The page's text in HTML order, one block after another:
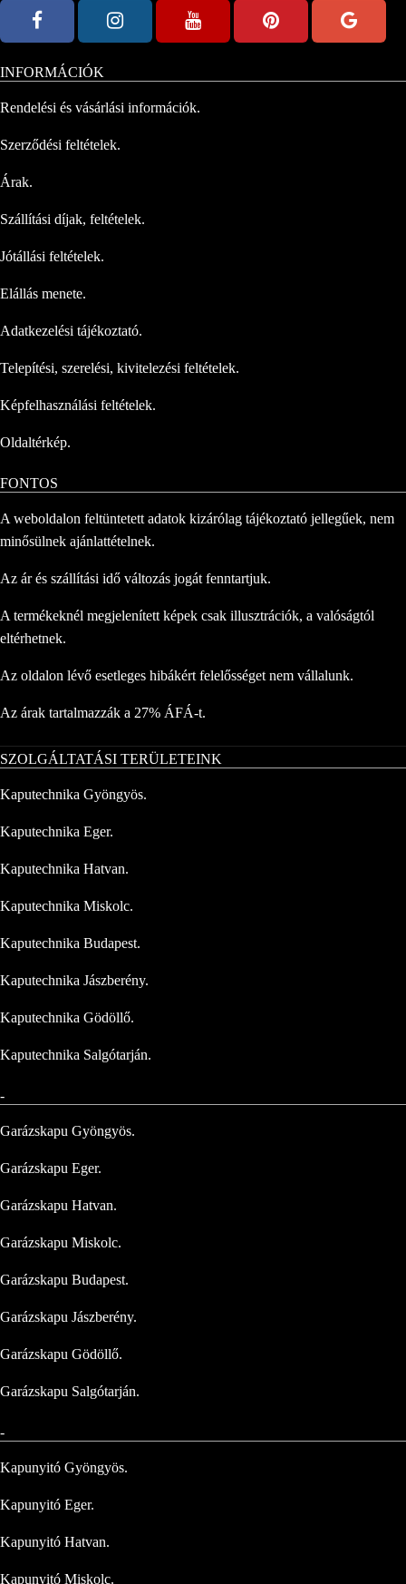
INFORMÁCIÓK
Rendelési és vásárlási információk.
Szerződési feltételek.
Árak.
Szállítási díjak, feltételek.
Jótállási feltételek.
Elállás menete.
Adatkezelési tájékoztató.
Telepítési, szerelési, kivitelezési feltételek.
Képfelhasználási feltételek.
Oldaltérkép.
FONTOS
A weboldalon feltüntetett adatok kizárólag tájékoztató jellegűek, nem
minősülnek ajánlattételnek.
Az ár és szállítási idő változás jogát fenntartjuk.
A termékeknél megjelenített képek csak illusztrációk, a valóságtól
eltérhetnek.
Az oldalon lévő esetleges hibákért felelősséget nem vállalunk.
Az árak tartalmazzák a 27% ÁFÁ-t.
SZOLGÁLTATÁSI TERÜLETEINK
Kaputechnika Gyöngyös.
Kaputechnika Eger.
Kaputechnika Hatvan.
Kaputechnika Miskolc.
Kaputechnika Budapest.
Kaputechnika Jászberény.
Kaputechnika Gödöllő.
Kaputechnika Salgótarján.
-
Garázskapu Gyöngyös.
Garázskapu Eger.
Garázskapu Hatvan.
Garázskapu Miskolc.
Garázskapu Budapest.
Garázskapu Jászberény.
Garázskapu Gödöllő.
Garázskapu Salgótarján.
-
Kapunyitó Gyöngyös.
Kapunyitó Eger.
Kapunyitó Hatvan.
Kapunyitó Miskolc.